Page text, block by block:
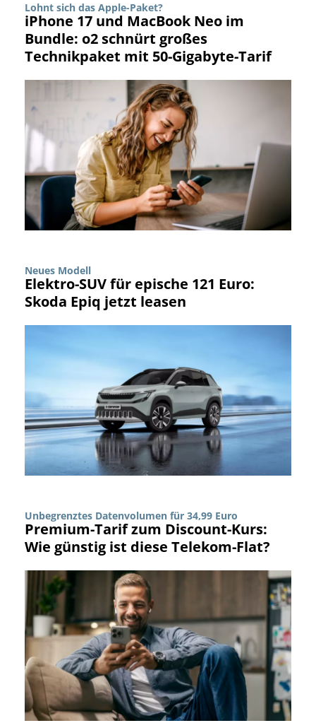
Lohnt sich das Apple-Paket?
iPhone 17 und MacBook Neo im
Bundle: o2 schnürt großes
Technikpaket mit 50-Gigabyte-Tarif
Neues Modell
Elektro-SUV für epische 121 Euro:
Skoda Epiq jetzt leasen
Unbegrenztes Datenvolumen für 34,99 Euro
Premium-Tarif zum Discount-Kurs:
Wie günstig ist diese Telekom-Flat?